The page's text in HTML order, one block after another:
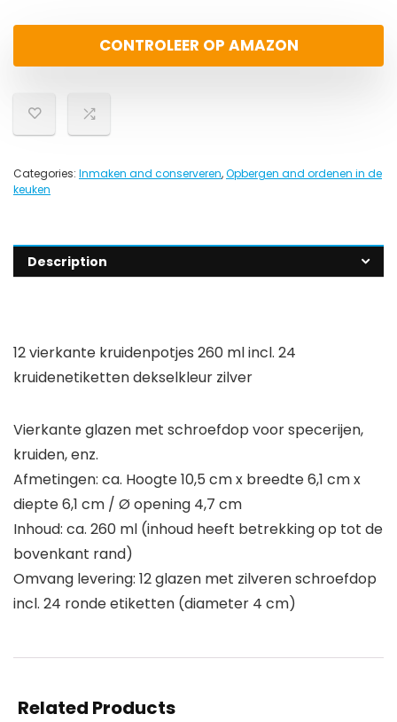
CONTROLEER OP AMAZON
Categories: Inmaken and conserveren,Opbergen and ordenen in de
keuken
Description
12 vierkante kruidenpotjes 260 ml incl. 24
kruidenetiketten dekselkleur zilver
Vierkante glazen met schroefdop voor specerijen,
kruiden, enz.
Afmetingen: ca. Hoogte 10,5 cm x breedte 6,1 cm x
diepte 6,1 cm / Ø opening 4,7 cm
Inhoud: ca. 260 ml (inhoud heeft betrekking op tot de
bovenkant rand)
Omvang levering: 12 glazen met zilveren schroefdop
incl. 24 ronde etiketten (diameter 4 cm)
Related Products